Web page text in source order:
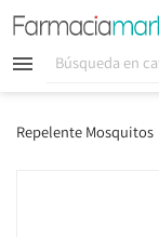
 
Repelente Mosquitos